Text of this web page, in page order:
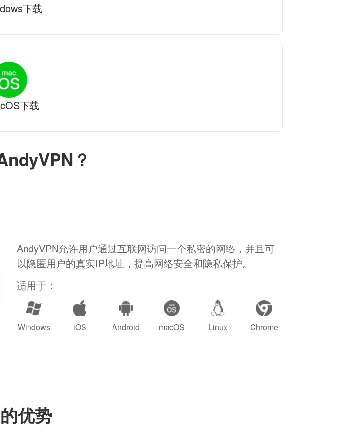
？
AndyVPN允许用户通过互联网访问一个私密的网络，并且可
以隐匿用户的真实IP地址，提高网络安全和隐私保护。
适用于：
Windows iOS Android macOS Linux Chrome
优势
下载
下载